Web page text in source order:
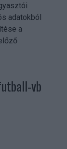
adatokból
a
vb